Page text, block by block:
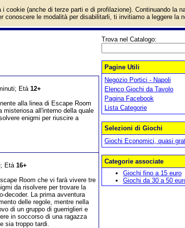
un livello di prezzo medio. Sono titoli che
sono più articolati senza costare però troppo.
Età 12+
alla linea di Escape Room
misteriosa all'interno della quale
enigmi per riuscire a
Età 16+
Room che vi farà vivere tre
da risolvere per trovare la
decoder. La prima avventura
delle regole, mentre nella
di un gruppo di guerriglieri e
in soccorso di una ragazza
sia troppo tardi.
Trova nel Catalogo:
Pagine Utili
Negozio Portici - Napoli
Elenco Giochi da Tavolo
Pagina Facebook
Lista Categorie
Selezioni di Giochi
Giochi Economici, quasi
Categorie associate
Giochi fino a 15 euro
Giochi da 30 a 50
cookie (anche di terze parti e di profilazione). Continuando la
conoscere le modalità per disabilitarli, ti invitiamo a leggere la